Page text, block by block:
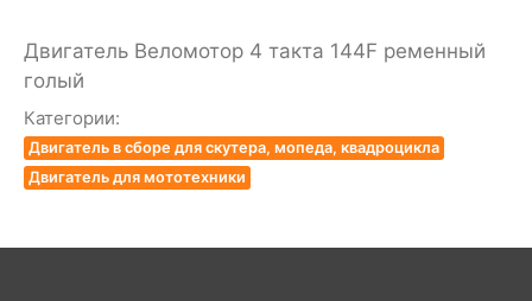
Двигатель Веломотор 4 такта 144F ременный
голый
Категории:
Двигатель в сборе для скутера, мопеда, квадроцикла
Двигатель для мототехники